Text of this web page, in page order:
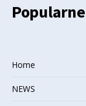
Popularne
Home
NEWS